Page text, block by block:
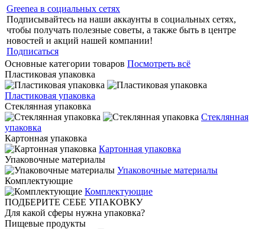
Greenea в социальных сетях
Подписывайтесь на наши аккаунты в социальных сетях,
чтобы получать полезные советы, а также быть в центре
новостей и акций нашей компании!
Подписаться
Основные категории товаров Посмотреть всё
Пластиковая упаковка
Пластиковая упаковка
Стеклянная упаковка
Стеклянная
упаковка
Картонная упаковка
Картонная упаковка
Упаковочные материалы
Упаковочные материалы
Комплектующие
Комплектующие
ПОДБЕРИТЕ СЕБЕ УПАКОВКУ
Для какой сферы нужна упаковка?
Пищевые продукты